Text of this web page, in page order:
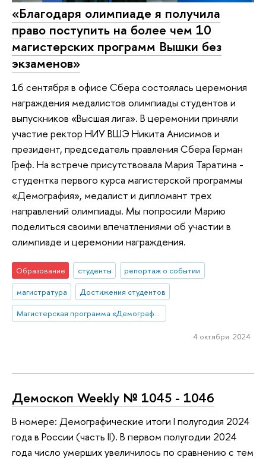
«Благодаря олимпиаде я получила
право поступить на более чем 10
магистерских программ Вышки без
экзаменов»
16 сентября в офисе Сбера состоялась церемония
награждения медалистов олимпиады студентов и
выпускников «Высшая лига». В церемонии приняли
участие ректор НИУ ВШЭ Никита Анисимов и
президент, председатель правления Сбера Герман
Греф. На встрече присутствовала Мария Таратина -
студентка первого курса магистерской программы
«Демография», медалист и дипломант трех
направлений олимпиады. Мы попросили Марию
поделиться своими впечатлениями об участии в
олимпиаде и церемонии награждения.
Образование студенты
репортаж о событии
магистратура
Достижения студентов
Магистерская программа «Демография»
4 октября 2024
Демоскоп Weekly № 1045 - 1046
В номере: Демографические итоги I полугодия 2024
года в России (часть II). В первом полугодии 2024
года число умерших увеличилось по сравнению с тем